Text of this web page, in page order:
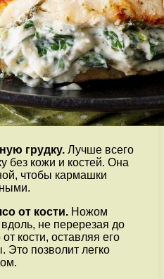
грудку. Лучше всего
без кожи и костей. Она
чтобы кармашки
от кости. Ножом
вдоль, не перерезая до
кости, оставляя его
Это позволит легко